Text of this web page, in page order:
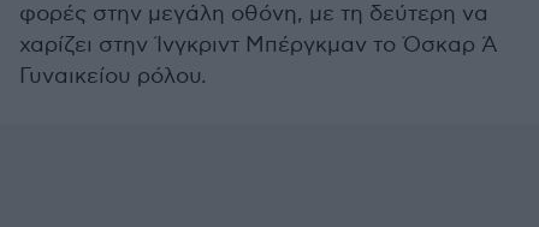
φορές στην μεγάλη οθόνη, με τη δεύτερη να
χαρίζει στην Ίνγκριντ Μπέργκμαν το Όσκαρ Ά
Γυναικείου ρόλου.